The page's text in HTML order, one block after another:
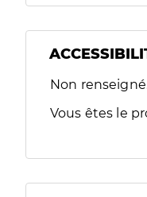
Filtres
Sélectionnez un
Non
Vous êtes le